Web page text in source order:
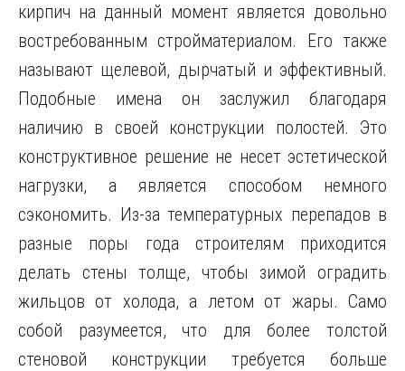
кирпич на данный момент является довольно
востребованным стройматериалом. Его также
называют щелевой, дырчатый и эффективный.
Подобные имена он заслужил благодаря
наличию в своей конструкции полостей. Это
конструктивное решение не несет эстетической
нагрузки, а является способом немного
сэкономить. Из-за температурных перепадов в
разные поры года строителям приходится
делать стены толще, чтобы зимой оградить
жильцов от холода, а летом от жары. Само
собой разумеется, что для более толстой
стеновой конструкции требуется больше